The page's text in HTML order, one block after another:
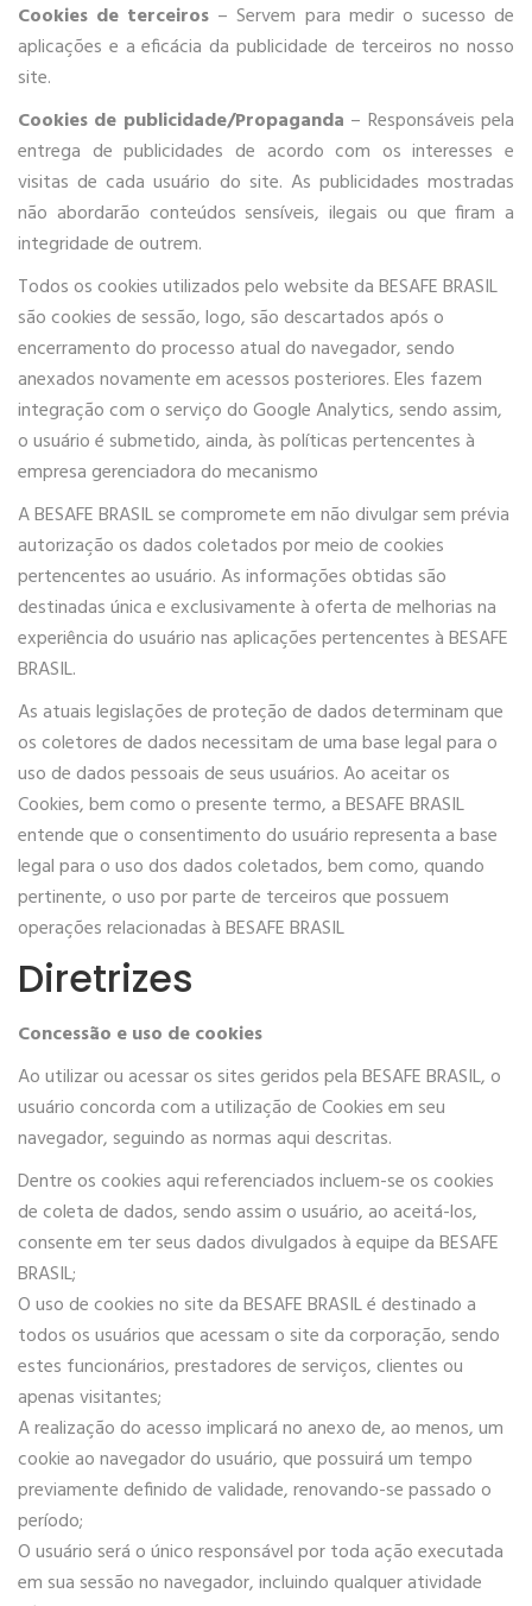
Cookies de terceiros – Servem para medir o sucesso de
aplicações e a eficácia da publicidade de terceiros no nosso
site.
Cookies de publicidade/Propaganda – Responsáveis pela
entrega de publicidades de acordo com os interesses e
visitas de cada usuário do site. As publicidades mostradas
não abordarão conteúdos sensíveis, ilegais ou que firam a
integridade de outrem.
Todos os cookies utilizados pelo website da BESAFE BRASIL
são cookies de sessão, logo, são descartados após o
encerramento do processo atual do navegador, sendo
anexados novamente em acessos posteriores. Eles fazem
integração com o serviço do Google Analytics, sendo assim,
o usuário é submetido, ainda, às políticas pertencentes à
empresa gerenciadora do mecanismo
A BESAFE BRASIL se compromete em não divulgar sem prévia
autorização os dados coletados por meio de cookies
pertencentes ao usuário. As informações obtidas são
destinadas única e exclusivamente à oferta de melhorias na
experiência do usuário nas aplicações pertencentes à BESAFE
BRASIL.
As atuais legislações de proteção de dados determinam que
os coletores de dados necessitam de uma base legal para o
uso de dados pessoais de seus usuários. Ao aceitar os
Cookies, bem como o presente termo, a BESAFE BRASIL
entende que o consentimento do usuário representa a base
legal para o uso dos dados coletados, bem como, quando
pertinente, o uso por parte de terceiros que possuem
operações relacionadas à BESAFE BRASIL
Diretrizes
Concessão e uso de cookies
Ao utilizar ou acessar os sites geridos pela BESAFE BRASIL, o
usuário concorda com a utilização de Cookies em seu
navegador, seguindo as normas aqui descritas.
Dentre os cookies aqui referenciados incluem-se os cookies
de coleta de dados, sendo assim o usuário, ao aceitá-los,
consente em ter seus dados divulgados à equipe da BESAFE
BRASIL;
O uso de cookies no site da BESAFE BRASIL é destinado a
todos os usuários que acessam o site da corporação, sendo
estes funcionários, prestadores de serviços, clientes ou
apenas visitantes;
A realização do acesso implicará no anexo de, ao menos, um
cookie ao navegador do usuário, que possuirá um tempo
previamente definido de validade, renovando-se passado o
período;
O usuário será o único responsável por toda ação executada
em sua sessão no navegador, incluindo qualquer atividade